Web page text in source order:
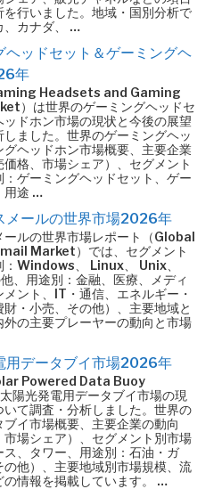
を行いました。地域・国別分析で
、カナダ、 …
ヘッドセット＆ゲーミングヘ
年
Headsets and Gaming
）は世界のゲーミングヘッドセ
ッドホン市場の現状と今後の展望
ました。世界のゲーミングヘッ
グヘッドホン市場概要、主要企業
格、市場シェア）、セグメント
ゲーミングヘッドセット、ゲー
用途 …
メールの世界市場2026年
ールの世界市場レポート（Global
Market）では、セグメント
：Windows、 Linux、 Unix、
、用途別：金融、医療、メディ
ント、IT・通信、エネルギー・
・小売、その他）、主要地域と
外の主要プレーヤーの動向と市場
用データブイ市場2026年
Powered Data Buoy
陽光発電用データブイ市場の現
て調査・分析しました。世界の
イ市場概要、主要企業の動向
市場シェア）、セグメント別市場
ス、タワー、用途別：石油・ガ
の他）、主要地域別市場規模、流
の情報を掲載しています。 …